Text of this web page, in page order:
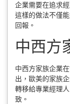
企業需要在追求
這樣的做法不僅
回報。
中西方
中西方家族企業
出，歐美的家族
轉移給專業經理
致。